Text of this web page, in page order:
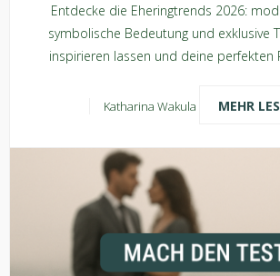
Entdecke die Eheringtrends 2026:
symbolische Bedeutung und exklusive
inspirieren lassen und deine perfekten
Katharina Wakula MEHR